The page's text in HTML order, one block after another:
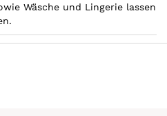
Wäsche und Lingerie lassen